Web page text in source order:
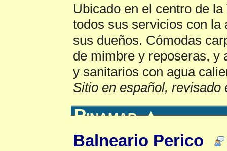
Ubicado en el centro de
todos sus servicios con la
sus dueños. Cómodas
de mimbre y reposeras, y
y sanitarios con agua
Sitio en español, revisado
Pinamar▲
Balneario Perico